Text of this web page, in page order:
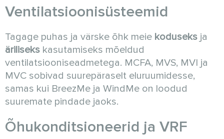
Ventilatsioonisüsteemid
Tagage puhas ja värske õhk meie koduseks ja
äriliseks kasutamiseks mõeldud
ventilatsiooniseadmetega. MCFA, MVS, MVI ja
MVC sobivad suurepäraselt eluruumidesse,
samas kui BreezMe ja WindMe on loodud
suuremate pindade jaoks.
Õhukonditsioneerid ja VRF